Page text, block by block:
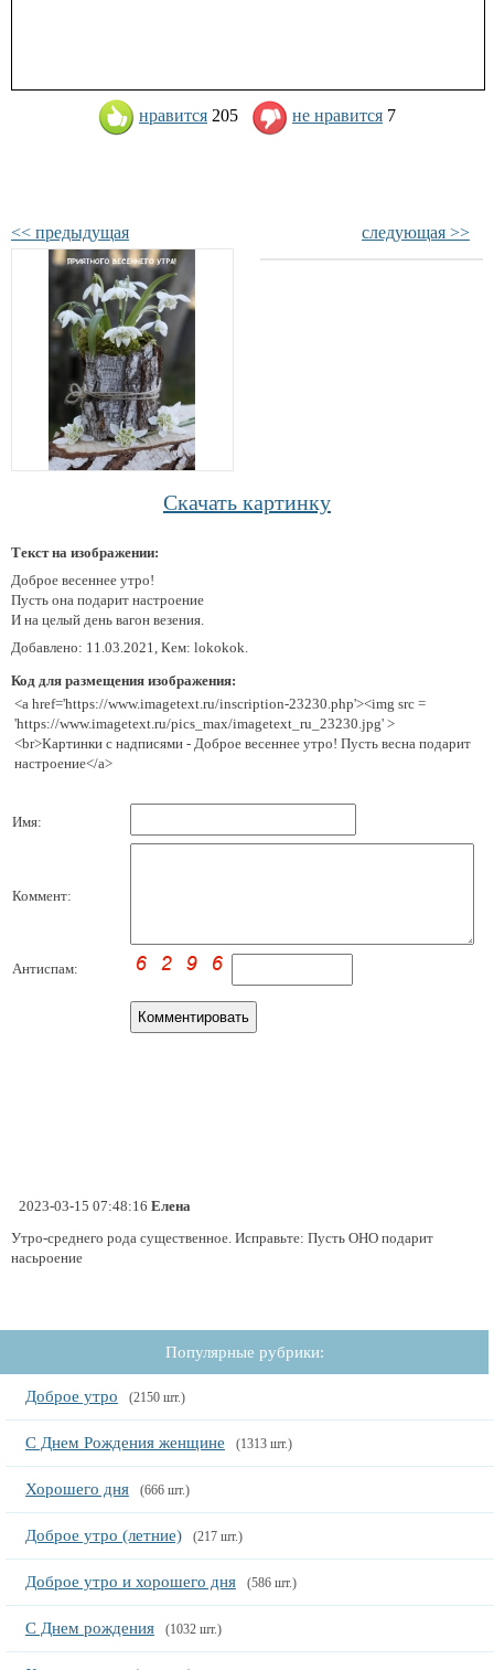
нравится 205 не нравится 7
<< предыдущая следующая >>
Скачать картинку
Текст на изображении:
Доброе весеннее утро!
Пусть она подарит настроение
И на целый день вагон везения.
Добавлено: 11.03.2021, Кем: lokokok.
Код для размещения изображения:
<a href='https://www.imagetext.ru/inscription-23230.php'><img src =
'https://www.imagetext.ru/pics_max/imagetext_ru_23230.jpg' >
<br>Картинки с надписями - Доброе весеннее утро! Пусть весна подарит
настроение</a>
Имя:
Коммент:
Антиспам:
2023-03-15 07:48:16 Елена
Утро-среднего рода существенное. Исправьте: Пусть ОНО подарит
насьроение
Популярные рубрики:
Доброе утро (2150 шт.)
С Днем Рождения женщине (1313 шт.)
Хорошего дня (666 шт.)
Доброе утро (летние) (217 шт.)
Доброе утро и хорошего дня (586 шт.)
С Днем рождения (1032 шт.)